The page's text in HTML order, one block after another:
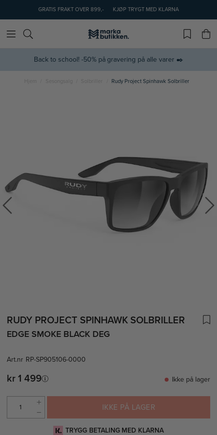
GRATIS FRAKT OVER 899,- KJØP TRYGT MED KLARNA
Back to school! -50% på gravering på alle varer ✒️
Hjem Rudy Project Spinhawk Solbriller
RUDY PROJECT SPINHAWK SOLBRILLER
EDGE SMOKE BLACK DEG
Art.nr RP-SP905106-0000
kr 1 499 Ikke på lager
IKKE PÅ LAGER
TRYGG BETALING MED KLARNA